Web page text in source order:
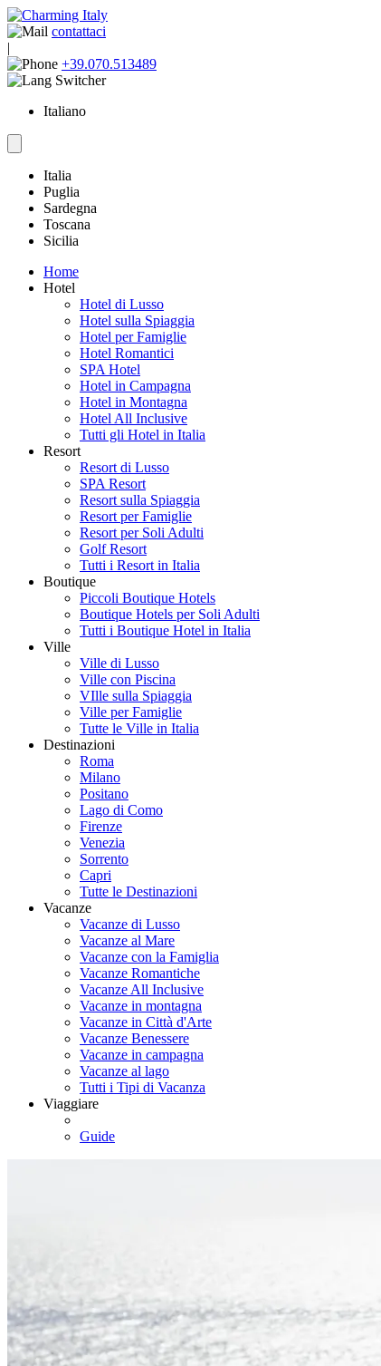
contattaci
|
+39.070.513489
Italiano
Italia
Puglia
Sardegna
Toscana
Sicilia
Home
Hotel
Hotel di Lusso
Hotel sulla Spiaggia
Hotel per Famiglie
Hotel Romantici
SPA Hotel
Hotel in Campagna
Hotel in Montagna
Hotel All Inclusive
Tutti gli Hotel in Italia
Resort
Resort di Lusso
SPA Resort
Resort sulla Spiaggia
Resort per Famiglie
Resort per Soli Adulti
Golf Resort
Tutti i Resort in Italia
Boutique
Piccoli Boutique Hotels
Boutique Hotels per Soli Adulti
Tutti i Boutique Hotel in Italia
Ville
Ville di Lusso
Ville con Piscina
VIlle sulla Spiaggia
Ville per Famiglie
Tutte le Ville in Italia
Destinazioni
Roma
Milano
Positano
Lago di Como
Firenze
Venezia
Sorrento
Capri
Tutte le Destinazioni
Vacanze
Vacanze di Lusso
Vacanze al Mare
Vacanze con la Famiglia
Vacanze Romantiche
Vacanze All Inclusive
Vacanze in montagna
Vacanze in Città d'Arte
Vacanze Benessere
Vacanze in campagna
Vacanze al lago
Tutti i Tipi di Vacanza
Viaggiare
Guide